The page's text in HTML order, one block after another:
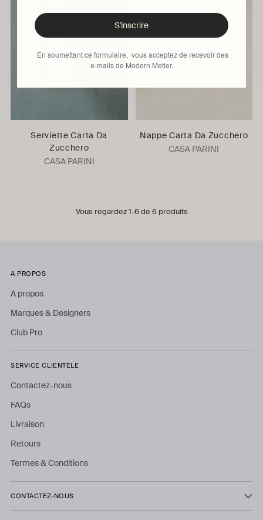
Serviette Carta Da
Zucchero
CASA PARINI
Nappe Carta Da Zucchero
CASA PARINI
Vous regardez 1-6 de 6 produits
A PROPOS
A propos
Marques & Designers
Club Pro
SERVICE CLIENTÈLE
Contactez-nous
FAQs
Livraison
Retours
Termes & Conditions
CONTACTEZ-NOUS
S'inscrire
En soumettant ce formulaire, vous acceptez de recevoir des
e-mails de Modern Metier.